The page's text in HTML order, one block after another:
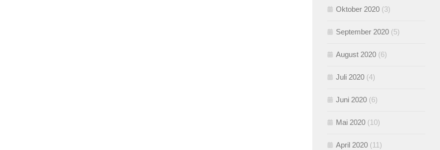
Oktober 2020 (3)
September 2020 (5)
August 2020 (6)
Juli 2020 (4)
Juni 2020 (6)
Mai 2020 (10)
April 2020 (11)